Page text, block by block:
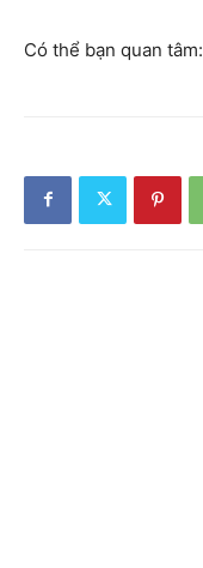
Có thể bạn quan tâm: